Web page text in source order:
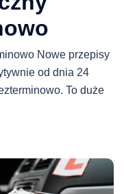
Nowe przepisy
od dnia 24
To duże